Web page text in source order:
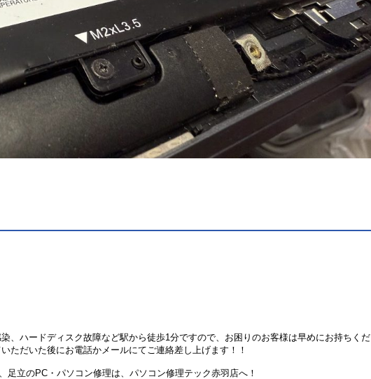
、ハードディスク故障など駅から徒歩1分ですので、お困りのお客様は早めにお持ちくだ
ただいた後にお電話かメールにてご連絡差し上げます！！
足立のPC・パソコン修理は、パソコン修理テック赤羽店へ！